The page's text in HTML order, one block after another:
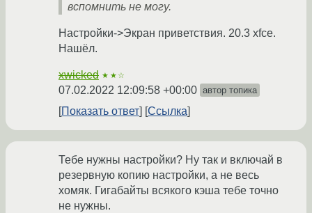
вспомнить не могу.
Настройки->Экран приветствия. 20.3 xfce.
Нашёл.
xwicked ★★☆
07.02.2022 12:09:58 +00:00 автор топика
Показать ответ Ссылка
Тебе нужны настройки? Ну так и включай в
резервную копию настройки, а не весь
хомяк. Гигабайты всякого кэша тебе точно
не нужны.